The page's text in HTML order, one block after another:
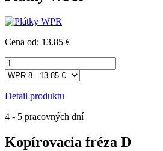
Cena od: 13.85 €
Detail produktu
4 - 5 pracovných dní
Kopírovacia fréza D